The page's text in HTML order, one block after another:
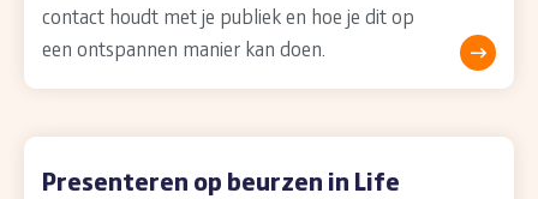
contact houdt met je publiek en hoe je dit op
een ontspannen manier kan doen.
Presenteren op beurzen in Life